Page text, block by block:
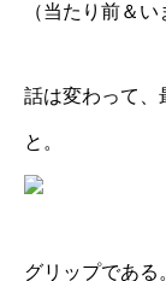
（当たり前＆い
話は変わって、
と。
グリップである